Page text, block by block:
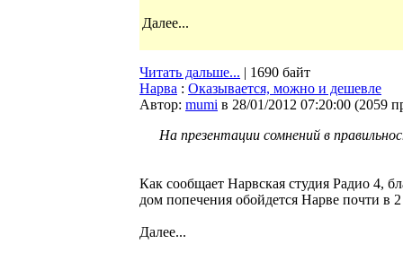
Далее...
Читать дальше... | 1690 байт
Нарва : Оказывается, можно и дешевле
Автор: mumi в 28/01/2012 07:20:00 (2059
На презентации сомнений в
Как сообщает Нарвская студия Радио 4,
дом попечения обойдется Нарве почти в
Далее...